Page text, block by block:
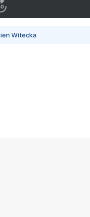
Witecka